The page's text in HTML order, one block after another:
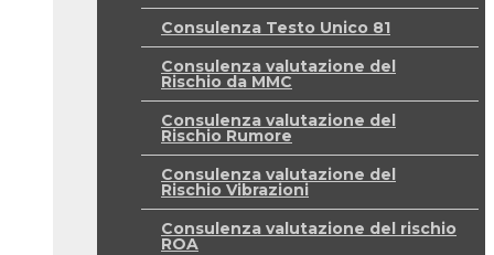
Consulenza Testo Unico 81
Consulenza valutazione del
Rischio da MMC
Consulenza valutazione del
Rischio Rumore
Consulenza valutazione del
Rischio Vibrazioni
Consulenza valutazione del rischio
ROA